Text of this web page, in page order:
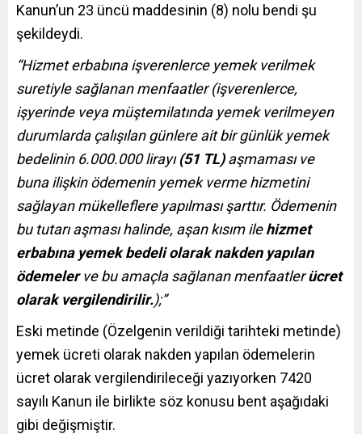
Kanun’un 23 üncü maddesinin (8) nolu bendi şu
şekildeydi.
“Hizmet erbabına işverenlerce yemek verilmek
suretiyle sağlanan menfaatler (işverenlerce,
işyerinde veya müştemilatında yemek verilmeyen
durumlarda çalışılan günlere ait bir günlük yemek
bedelinin 6.000.000 lirayı(51 TL)aşmaması ve
buna ilişkin ödemenin yemek verme hizmetini
sağlayan mükelleflere yapılması şarttır. Ödemenin
bu tutarı aşması halinde, aşan kısım ilehizmet
erbabına yemek bedeli olarak nakden yapılan
ödemelerve bu amaçla sağlanan menfaatlerücret
olarak vergilendirilir.);”
Eski metinde (Özelgenin verildiği tarihteki metinde)
yemek ücreti olarak nakden yapılan ödemelerin
ücret olarak vergilendirileceği yazıyorken 7420
sayılı Kanun ile birlikte söz konusu bent aşağıdaki
gibi değişmiştir.